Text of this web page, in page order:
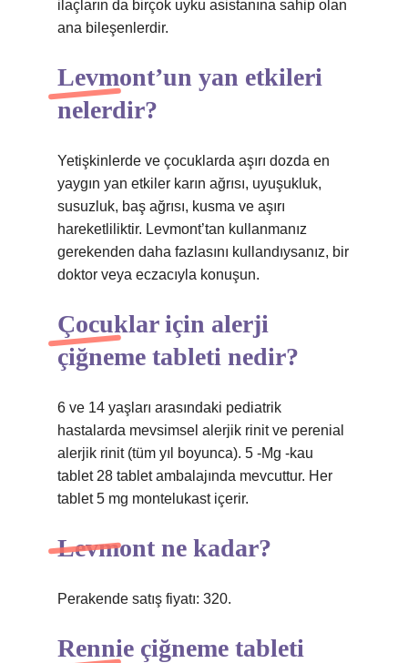
ilaçların da birçok uyku asistanına sahip olan
ana bileşenlerdir.
Levmont’un yan etkileri
nelerdir?
Yetişkinlerde ve çocuklarda aşırı dozda en
yaygın yan etkiler karın ağrısı, uyuşukluk,
susuzluk, baş ağrısı, kusma ve aşırı
hareketliliktir. Levmont’tan kullanmanız
gerekenden daha fazlasını kullandıysanız, bir
doktor veya eczacıyla konuşun.
Çocuklar için alerji
çiğneme tableti nedir?
6 ve 14 yaşları arasındaki pediatrik
hastalarda mevsimsel alerjik rinit ve perenial
alerjik rinit (tüm yıl boyunca). 5 -Mg -kau
tablet 28 tablet ambalajında ​​mevcuttur. Her
tablet 5 mg montelukast içerir.
Levmont ne kadar?
Perakende satış fiyatı: 320.
Rennie çiğneme tableti